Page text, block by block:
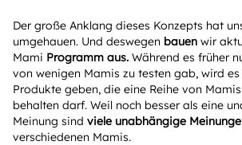
Der große Anklang dieses Konzepts hat
umgehauen. Und deswegen bauen wir
Mami Programm aus. Während es früher
von wenigen Mamis zu testen gab, wird
Produkte geben, die eine Reihe von
behalten darf. Weil noch besser als eine
Meinung sind viele unabhängige
verschiedenen Mamis.